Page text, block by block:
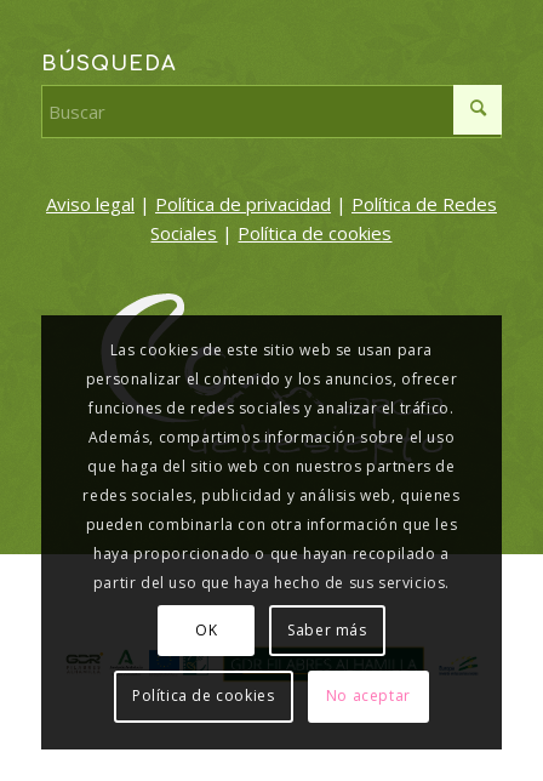
BÚSQUEDA
Aviso legal | Política de privacidad | Política de Redes
Sociales | Política de cookies
Las cookies de este sitio web se usan para
personalizar el contenido y los anuncios, ofrecer
funciones de redes sociales y analizar el tráfico.
Además, compartimos información sobre el uso
que haga del sitio web con nuestros partners de
redes sociales, publicidad y análisis web, quienes
pueden combinarla con otra información que les
haya proporcionado o que hayan recopilado a
partir del uso que haya hecho de sus servicios.
OK Saber más
Política de cookies No aceptar